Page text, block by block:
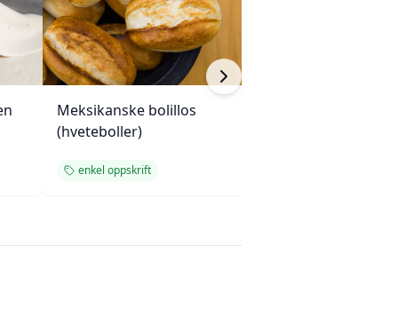
Meksikanske bolillos
(hveteboller)
enkel oppskrift